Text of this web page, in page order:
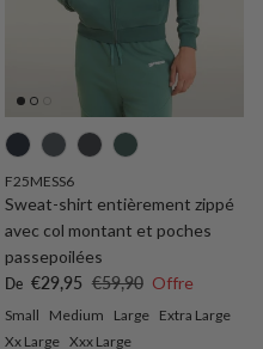
F25MESS6
Sweat-shirt entièrement zippé
avec col montant et poches
passepoilées
Prix soldé
De €29,95 Prix habituel
€59,90 Offre
Small Medium Large Extra Large
Xx Large Xxx Large